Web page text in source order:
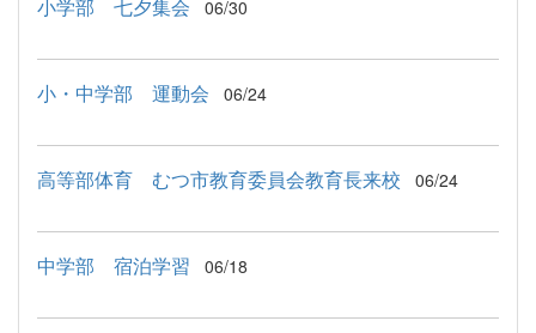
小学部 七夕集会 06/30
小・中学部 運動会 06/24
高等部体育 むつ市教育委員会教育長来校 06/24
中学部 宿泊学習 06/18